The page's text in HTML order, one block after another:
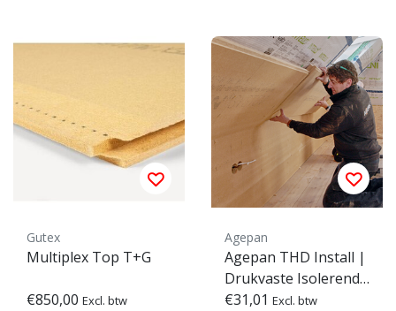
Gutex
Multiplex Top T+G
€850,00 Excl. btw
Agepan
Agepan THD Install |
Drukvaste Isolerende
Houtvezelplaat
€31,01 Excl. btw